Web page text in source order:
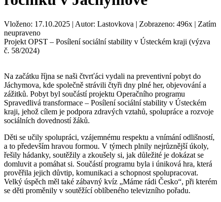
Vloženo: 17.10.2025 | Autor: Lastovkova | Zobrazeno: 496x | Zatím
neupraveno
Projekt OPST – Posílení sociální stability v Ústeckém kraji (výzva
č. 58/2024)
Na začátku října se naši čtvrťáci vydali na preventivní pobyt do
Jáchymova, kde společně strávili čtyři dny plné her, objevování a
zážitků. Pobyt byl součástí projektu Operačního programu
Spravedlivá transformace – Posílení sociální stability v Ústeckém
kraji, jehož cílem je podpora zdravých vztahů, spolupráce a rozvoje
sociálních dovedností žáků.
Děti se učily spolupráci, vzájemnému respektu a vnímání odlišností,
a to především hravou formou. V týmech plnily nejrůznější úkoly,
řešily hádanky, soutěžily a zkoušely si, jak důležité je dokázat se
domluvit a pomáhat si. Součástí programu byla i úniková hra, která
prověřila jejich důvtip, komunikaci a schopnost spolupracovat.
Velký úspěch měl také zábavný kvíz „Máme rádi Česko“, při kterém
se děti proměnily v soutěžící oblíbeného televizního pořadu.